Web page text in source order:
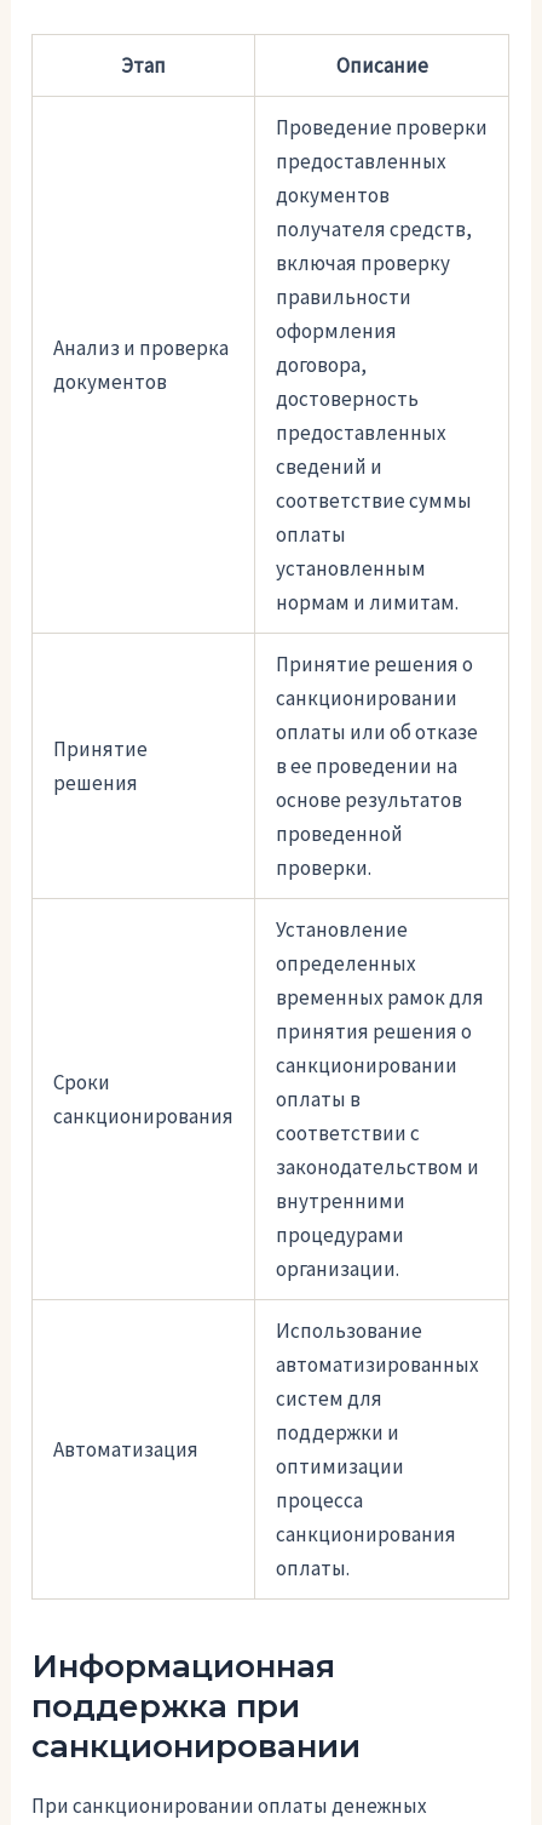
Этап Описание
Анализ и проверка
документов
Проведение проверки
предоставленных
документов
получателя средств,
включая проверку
правильности
оформления
договора,
достоверность
предоставленных
сведений и
соответствие суммы
оплаты
установленным
нормам и лимитам.
Принятие
решения
Принятие решения о
санкционировании
оплаты или об отказе
в ее проведении на
основе результатов
проведенной
проверки.
Сроки
санкционирования
Установление
определенных
временных рамок для
принятия решения о
санкционировании
оплаты в
соответствии с
законодательством и
внутренними
процедурами
организации.
Автоматизация
Использование
автоматизированных
систем для
поддержки и
оптимизации
процесса
санкционирования
оплаты.
Информационная
поддержка при
санкционировании
При санкционировании оплаты денежных